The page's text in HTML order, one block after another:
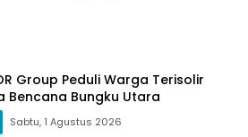
Group Peduli Warga Terisolir
Bencana Bungku Utara
Sabtu, 1 Agustus 2026